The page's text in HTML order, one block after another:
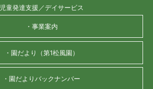
児童発達支援／デイサービス
・事業案内
・園だより（第1松風園）
・園だよりバックナンバー